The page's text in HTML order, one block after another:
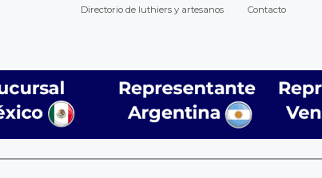
Directorio de luthiers y artesanos
Contacto